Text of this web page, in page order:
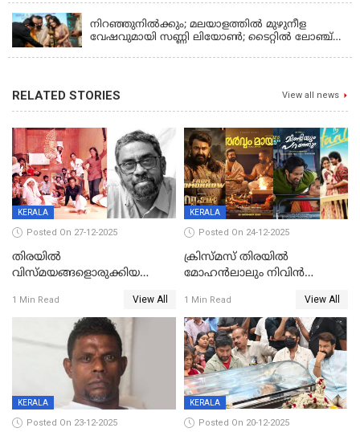
നിറഞ്ഞുനിൽക്കും; മലയാളത്തിൽ മുഴുനീള
വേഷവുമായി സണ്ണി ലിയോൺ; ടൈറ്റിൽ ലോഞ്ച്
RELATED STORIES View all news
KERALA
Posted On 27-12-2025
തിരയിൽ
വിസ്മയങ്ങളൊരുക്കിയ
ശേഖര്‍ അന്തരിച്ചു
1 Min Read View All
KERALA
Posted On 24-12-2025
ക്രിസ്മസ് തിരയിൽ
മോഹൻലാലും നിവിൻ
ഷെയ്‌നും; 200 കോടി
മുടക്കിയെത്തുന്ന
വൃഷഭയുൾപ്പെടെ കാണാം
1 Min Read View All
KERALA
Posted On 23-12-2025
KERALA
Posted On 20-12-2025